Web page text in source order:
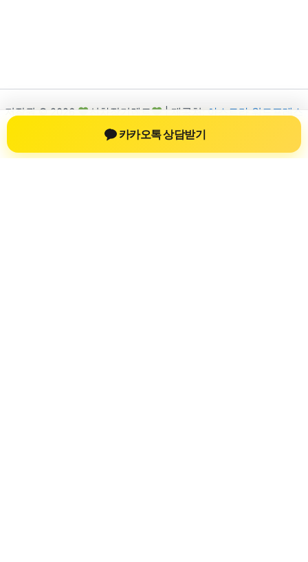
저작권 © 2026 신차장기렌트 | 제공처:
아스트라 워드프레스
테마
카카오톡 상담받기